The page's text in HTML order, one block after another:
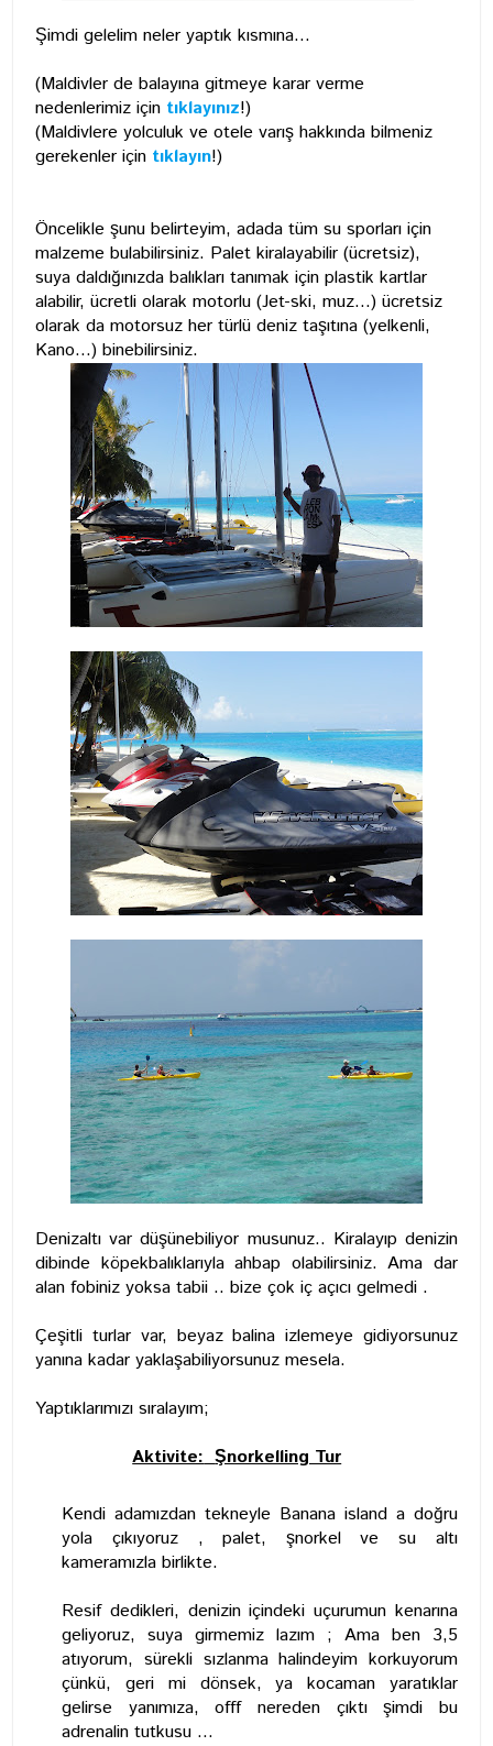
Şimdi gelelim neler yaptık kısmına...
(Maldivler de balayına gitmeye karar verme
nedenlerimiz için tıklayınız!)
(Maldivlere yolculuk ve otele varış hakkında bilmeniz
gerekenler için tıklayın!)
Öncelikle şunu belirteyim, adada tüm su sporları için
malzeme bulabilirsiniz. Palet kiralayabilir (ücretsiz),
suya daldığınızda balıkları tanımak için plastik kartlar
alabilir, ücretli olarak motorlu (Jet-ski, muz...) ücretsiz
olarak da motorsuz her türlü deniz taşıtına (yelkenli,
Kano...) binebilirsiniz.
Denizaltı var düşünebiliyor musunuz.. Kiralayıp denizin
dibinde köpekbalıklarıyla ahbap olabilirsiniz. Ama dar
alan fobiniz yoksa tabii .. bize çok iç açıcı gelmedi .
Çeşitli turlar var, beyaz balina izlemeye gidiyorsunuz
yanına kadar yaklaşabiliyorsunuz mesela.
Yaptıklarımızı sıralayım;
Aktivite: Şnorkelling Tur
Kendi adamızdan tekneyle Banana island a doğru
yola çıkıyoruz , palet, şnorkel ve su altı
kameramızla birlikte.
Resif dedikleri, denizin içindeki uçurumun kenarına
geliyoruz, suya girmemiz lazım ; Ama ben 3,5
atıyorum, sürekli sızlanma halindeyim korkuyorum
çünkü, geri mi dönsek, ya kocaman yaratıklar
gelirse yanımıza, offf nereden çıktı şimdi bu
adrenalin tutkusu ...